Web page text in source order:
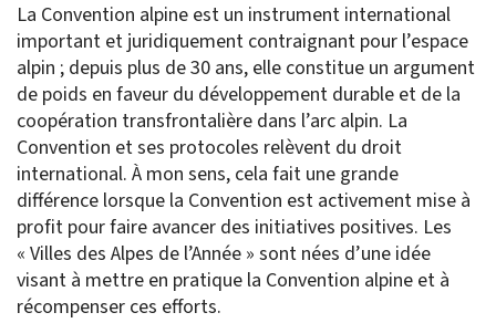
La Convention alpine est un instrument international
important et juridiquement contraignant pour l’espace
alpin ; depuis plus de 30 ans, elle constitue un argument
de poids en faveur du développement durable et de la
coopération transfrontalière dans l’arc alpin. La
Convention et ses protocoles relèvent du droit
international. À mon sens, cela fait une grande
différence lorsque la Convention est activement mise à
profit pour faire avancer des initiatives positives. Les
« Villes des Alpes de l’Année » sont nées d’une idée
visant à mettre en pratique la Convention alpine et à
récompenser ces efforts.